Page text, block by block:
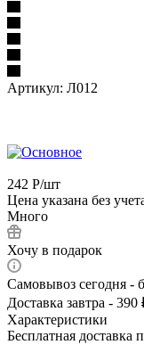
Артикул: Л012
242 Р/шт
Цена указана без
Много
Хочу в подарок
Самовывоз сегодня -
Доставка завтра - 390
Характеристики
Бесплатная доставка